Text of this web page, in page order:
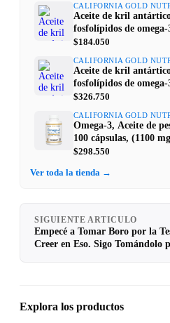
CALIFORNIA GOLD
Aceite de kril
fosfolípidos de
astaxantina, Sabor
California Gold
$184.050
CALIFORNIA GOLD
Aceite de kril
fosfolípidos de
natural a fresa y
Nutrition
$326.750
CALIFORNIA GOLD
Omega-3, Aceite de
100 cápsulas, (1100
Gold Nutrition
$298.550
Ver toda la tienda →
SIGUIENTE ARTICULO
Empecé a Tomar Boro por la
Creer en Eso. Sigo Tomándolo
Explora los productos